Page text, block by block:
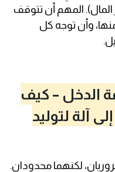
المال). المهم أن تتوقف
وأن توجه كل
الدخل – كيف
آلة لتوليد
لكنهما محدودان.